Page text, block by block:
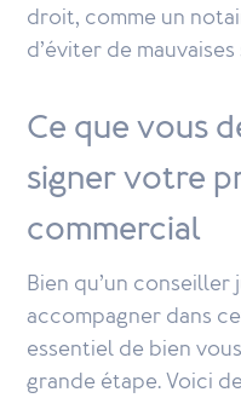
droit, comme un
d’éviter de
Ce que vous
signer votre
commercial
Bien qu’un
accompagner dans
essentiel de bien
grande étape. Voici